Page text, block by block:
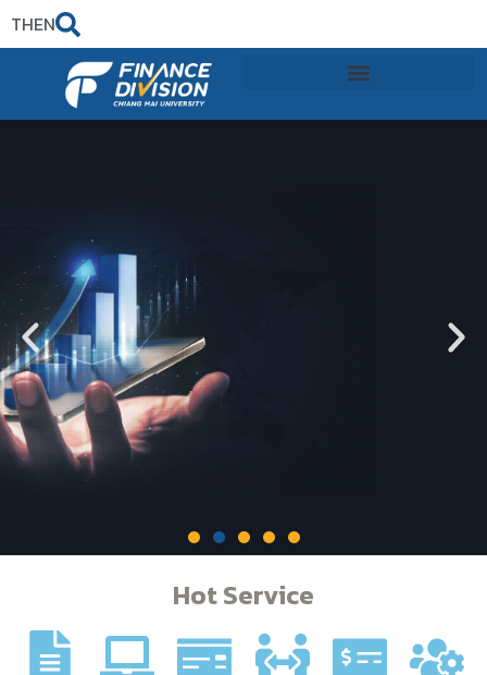
THEN
Hot Service